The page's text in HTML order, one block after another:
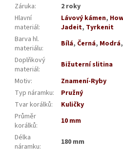
Záruka:
2 roky
Hlavní
materiál:
Lávový kámen,
Jadeit, Tyrkenit
Barva hl.
materiálu: Bílá, Černá, Modrá,
Doplňkový
materiál:
Bižuterní slitina
Motiv:
Znamení-Ryby
Typ náramku:
Pružný
Tvar korálků:
Kuličky
Průměr
korálků:
10 mm
Délka
náramku: 180 mm